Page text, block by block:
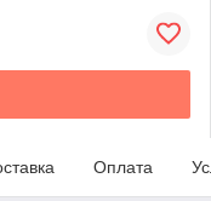
Оплата